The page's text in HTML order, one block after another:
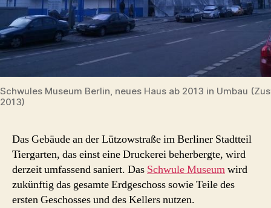
Schwules Museum Berlin, neues Haus ab 2013 in Umbau
2013)
Das Gebäude an der Lützowstraße im Berliner Stadtteil
Tiergarten, das einst eine Druckerei beherbergte, wird
derzeit umfassend saniert. Das Schwule Museumwird
zukünftig das gesamte Erdgeschoss sowie Teile des
ersten Geschosses und des Kellers nutzen.